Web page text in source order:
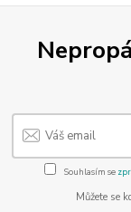
Souhlasím se
Můžete se